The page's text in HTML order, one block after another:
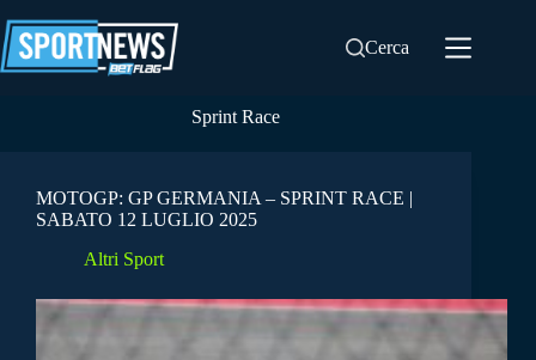
al
contenuto
Cerca
Sprint Race
MOTOGP: GP GERMANIA – SPRINT RACE |
SABATO 12 LUGLIO 2025
Altri Sport